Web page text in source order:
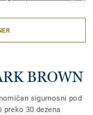
BROWN
sigurnosni pod
30 dezena